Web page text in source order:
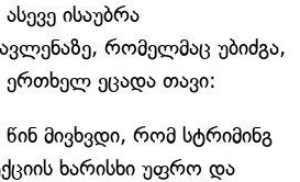
ისაუბრა
რომელმაც უბიძგა,
ერთხელ ეცადა თავი:
მივხვდი, რომ სტრიმინგ
ხარისხი უფრო და